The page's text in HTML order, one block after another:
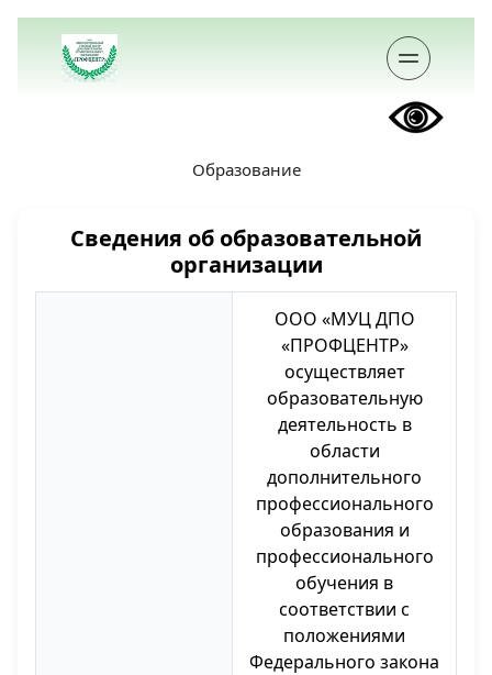
Образование
Сведения об образовательной
организации
ООО «МУЦ ДПО
«ПРОФЦЕНТР»
осуществляет
образовательную
деятельность в
области
дополнительного
профессионального
образования и
профессионального
обучения в
соответствии с
положениями
Федерального закона